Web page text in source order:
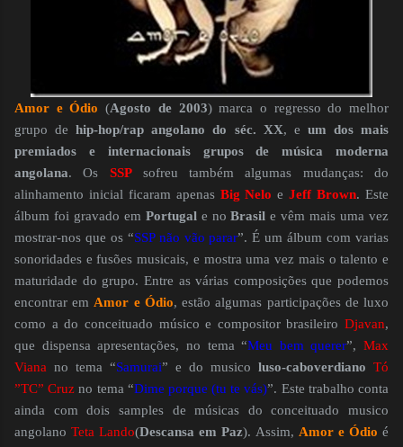
Amor e Ódio (Agosto de 2003) marca o regresso do melhor
grupo dehip-hop/rap angolano do séc. XX, e um dos mais
premiados e internacionais grupos de música moderna
angolana. Os SSPsofreu também algumas mudanças: do
alinhamento inicial ficaram apenas Big Nelo e Jeff Brown. Este
álbum foi gravado em Portugal e noBrasil e vêm mais uma vez
mostrar-nos que os “SSP não vão parar”. É um álbum com varias
sonoridades e fusões musicais, e mostra uma vez mais o talento e
maturidade do grupo. Entre as várias composições que podemos
encontrar em Amor e Ódio, estão algumas participações de luxo
como a do conceituado músico e compositor brasileiro Djavan,
que dispensa apresentações, no tema “Meu bem querer”, Max
Viana no tema “Samurai” e do musico luso-caboverdiano Tó
”TC” Cruz no tema “Dime porque (tu te vás)”. Este trabalho conta
ainda com dois samples de músicas do conceituado musico
angolanoTeta Lando(Descansa em Paz). Assim, Amor e Ódioé